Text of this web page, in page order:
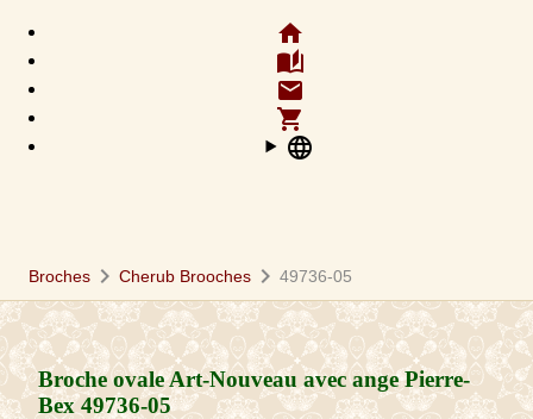
home
auto_stories
email
shopping_cart
language
Broches chevron_right Cherub Brooches chevron_right 49736-05
Broche ovale Art-Nouveau avec ange Pierre-
Bex49736-05